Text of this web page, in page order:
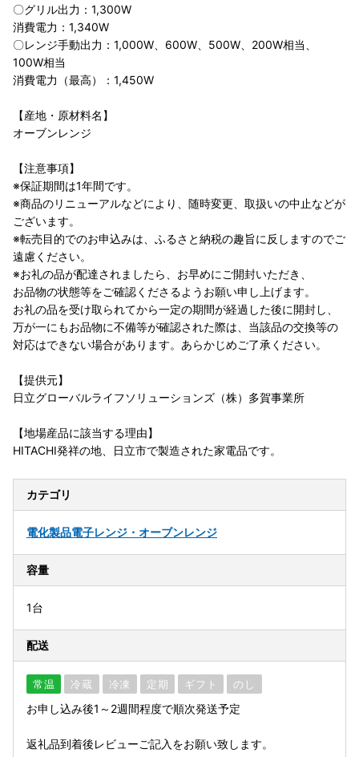
〇グリル出力：1,300W
消費電力：1,340W
〇レンジ手動出力：1,000W、600W、500W、200W相当、
100W相当
消費電力（最高）：1,450W
【産地・原材料名】
オーブンレンジ
【注意事項】
※保証期間は1年間です。
※商品のリニューアルなどにより、随時変更、取扱いの中止などが
ございます。
※転売目的でのお申込みは、ふるさと納税の趣旨に反しますのでご
遠慮ください。
※お礼の品が配達されましたら、お早めにご開封いただき、
お品物の状態等をご確認くださるようお願い申し上げます。
お礼の品を受け取られてから一定の期間が経過した後に開封し、
万が一にもお品物に不備等が確認された際は、当該品の交換等の
対応はできない場合があります。あらかじめご了承ください。
【提供元】
日立グローバルライフソリューションズ（株）多賀事業所
【地場産品に該当する理由】
HITACHI発祥の地、日立市で製造された家電品です。
カテゴリ
電化製品電子レンジ・オーブンレンジ
容量
1台
配送
常温 冷蔵 冷凍 定期 ギフト のし
お申し込み後1～2週間程度で順次発送予定
返礼品到着後レビューご記入をお願い致します。